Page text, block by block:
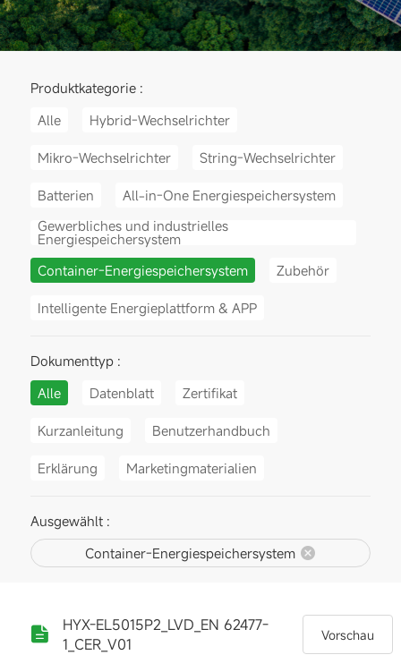
Produktkategorie :
Alle
Hybrid-Wechselrichter
Mikro-Wechselrichter String-Wechselrichter
Batterien
All-in-One Energiespeichersystem
Gewerbliches und industrielles
Energiespeichersystem
Container-Energiespeichersystem
Zubehör
Intelligente Energieplattform & APP
Dokumenttyp :
Alle
Datenblatt Zertifikat
Kurzanleitung Benutzerhandbuch
Erklärung Marketingmaterialien
Ausgewählt :
Container-Energiespeichersystem
HYX-EL5015P2_LVD_EN 62477-
1_CER_V01
Vorschau